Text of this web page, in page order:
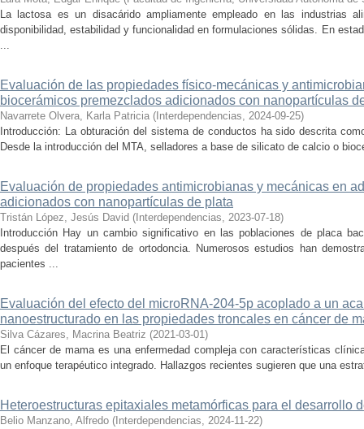
La lactosa es un disacárido ampliamente empleado en las industrias
disponibilidad, estabilidad y funcionalidad en formulaciones sólidas. En
...
Evaluación de las propiedades físico-mecánicas y
biocerámicos premezclados adicionados con nanopartículas
Navarrete Olvera, Karla Patricia ( Interdependencias, 2024-09-25)
Introducción: La obturación del sistema de conductos ha sido descrita
Desde la introducción del MTA, selladores a base de silicato de calcio o
Evaluación de propiedades antimicrobianas y mecánicas en
adicionados con nanopartículas de plata
Tristán López, Jesús David ( Interdependencias, 2023-07-18)
Introducción Hay un cambio significativo en las poblaciones de placa
después del tratamiento de ortodoncia. Numerosos estudios han
pacientes ...
Evaluación del efecto del microRNA-204-5p acoplado a un
nanoestructurado en las propiedades troncales en cáncer de
Silva Cázares, Macrina Beatriz (2021-03-01)
El cáncer de mama es una enfermedad compleja con características
un enfoque terapéutico integrado. Hallazgos recientes sugieren que una
Heteroestructuras epitaxiales metamórficas para el desarrollo
Belio Manzano, Alfredo ( Interdependencias, 2024-11-22)